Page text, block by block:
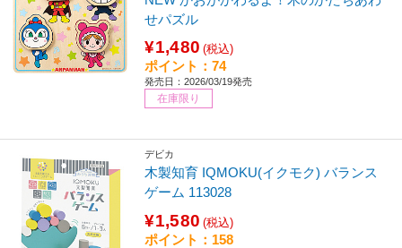
せパズル
¥1,480 (税込)
ポイント：74
発売日：2026/03/19発売
在庫限り
デビカ
木製知育 IQMOKU(イクモク) バランス
ゲーム 113028
¥1,580 (税込)
ポイント：158